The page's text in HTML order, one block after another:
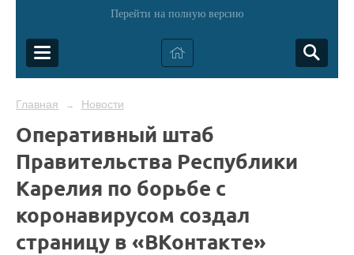
Перейти на полную версию
Главная → Новости
Оперативный штаб
Правительства Республики
Карелия по борьбе с
коронавирусом создал
страницу в «ВКонтакте»